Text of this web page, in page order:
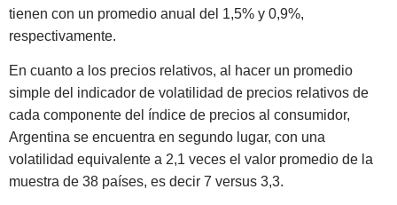
tienen con un promedio anual del 1,5% y 0,9%,
respectivamente.
En cuanto a los precios relativos, al hacer un promedio
simple del indicador de volatilidad de precios relativos de
cada componente del índice de precios al consumidor,
Argentina se encuentra en segundo lugar, con una
volatilidad equivalente a 2,1 veces el valor promedio de la
muestra de 38 países, es decir 7 versus 3,3.